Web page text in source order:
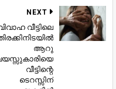
NEXT
വീട്ടിലെ
ആറു
വീട്ടിന്റെ
ടെറസ്സിന്